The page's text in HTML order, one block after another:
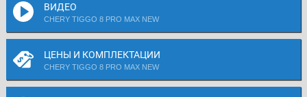
ВИДЕО
CHERY TIGGO 8 PRO MAX NEW
ЦЕНЫ И КОМПЛЕКТАЦИИ
CHERY TIGGO 8 PRO MAX NEW